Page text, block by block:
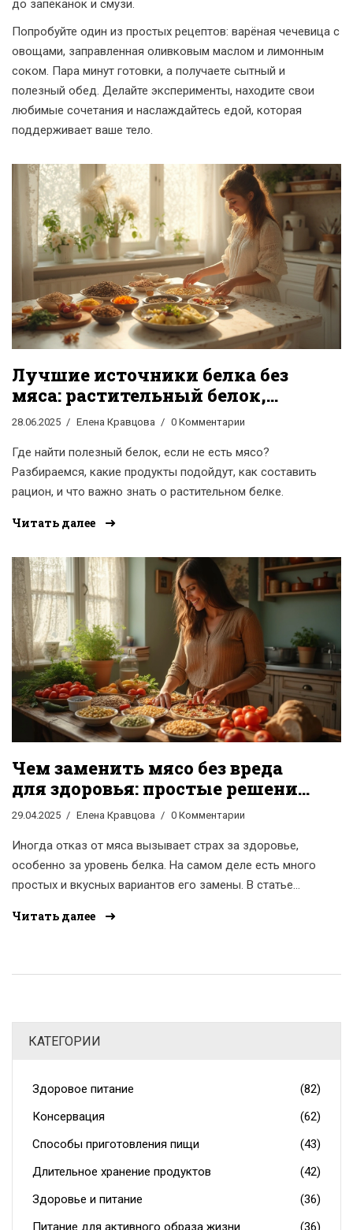
до запеканок и смузи.
Попробуйте один из простых рецептов: варёная чечевица с
овощами, заправленная оливковым маслом и лимонным
соком. Пара минут готовки, а получаете сытный и
полезный обед. Делайте эксперименты, находите свои
любимые сочетания и наслаждайтесь едой, которая
поддерживает ваше тело.
Лучшие источники белка без
мяса: растительный белок,
продукты и советы
28.06.2025 Елена Кравцова 0 Комментарии
Где найти полезный белок, если не есть мясо?
Разбираемся, какие продукты подойдут, как составить
рацион, и что важно знать о растительном белке.
Читать далее
Чем заменить мясо без вреда
для здоровья: простые решения
на каждый день
29.04.2025 Елена Кравцова 0 Комментарии
Иногда отказ от мяса вызывает страх за здоровье,
особенно за уровень белка. На самом деле есть много
простых и вкусных вариантов его замены. В статье
заменить мясо, как их правильно включать в рацион, и
Читать далее
КАТЕГОРИИ
Здоровое питание
(82)
Консервация
(62)
Способы приготовления пищи
(43)
Длительное хранение продуктов
(42)
Здоровье и питание
(36)
Питание для активного образа жизни
(36)